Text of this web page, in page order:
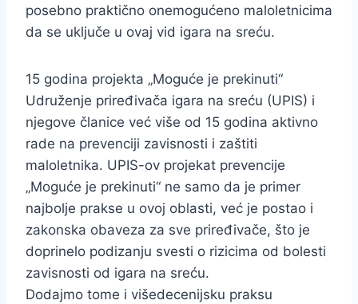
posebno praktično onemogućeno maloletnicima
da se uključe u ovaj vid igara na sreću.
15 godina projekta „Moguće je prekinuti“
Udruženje priređivača igara na sreću (UPIS) i
njegove članice već više od 15 godina aktivno
rade na prevenciji zavisnosti i zaštiti
maloletnika. UPIS-ov projekat prevencije
„Moguće je prekinuti“ ne samo da je primer
najbolje prakse u ovoj oblasti, već je postao i
zakonska obaveza za sve priređivače, što je
doprinelo podizanju svesti o rizicima od bolesti
zavisnosti od igara na sreću.
Dodajmo tome i višedecenijsku praksu